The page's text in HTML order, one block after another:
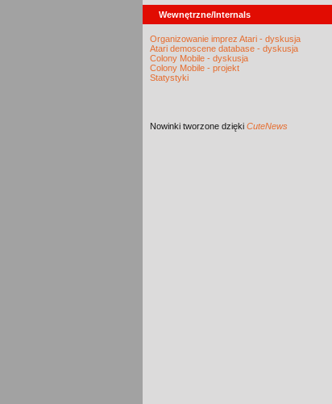
Wewnętrzne/Internals
Organizowanie imprez Atari - dyskusja
Atari demoscene database - dyskusja
Colony Mobile - dyskusja
Colony Mobile - projekt
Statystyki
Nowinki tworzone dzięki CuteNews